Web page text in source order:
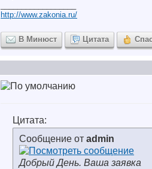
http://www.zakonia.ru/
В Минюст Цитата
Цитата:
Сообщение от admin
Добрый День. Ваша заявка